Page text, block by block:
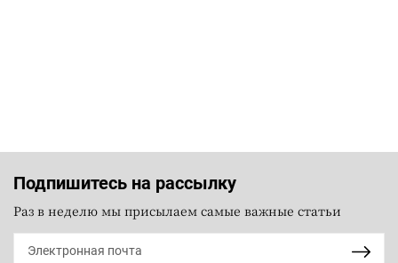
Подпишитесь на рассылку
Раз в неделю мы присылаем самые важные статьи